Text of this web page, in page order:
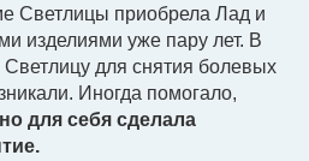
Светлицы приобрела Лад и
изделиями уже пару лет. В
для снятия болевых
Иногда помогало,
для себя сделала